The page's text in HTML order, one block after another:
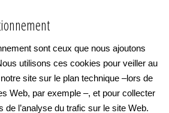
sont ceux que nous ajoutons
utilisons ces cookies pour veiller au
site sur le plan technique –lors de
Web, par exemple –, et pour collecter
de l’analyse du trafic sur le site Web.